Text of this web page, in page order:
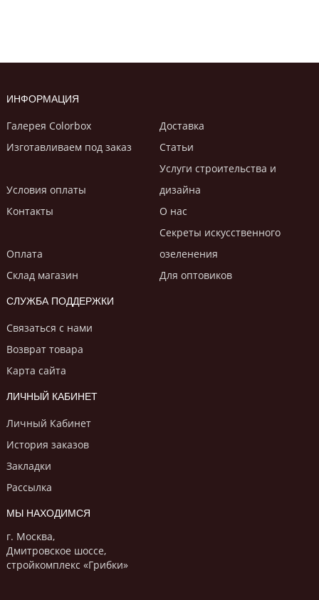
ИНФОРМАЦИЯ
Галерея Colorbox
Доставка
Изготавливаем под заказ
Статьи
Условия оплаты
Услуги строительствa и
дизайнa
Контакты
О нас
Оплата
Секреты искусственного
озеленения
Склад магазин
Для оптовиков
СЛУЖБА ПОДДЕРЖКИ
Связаться с нами
Возврат товара
Карта сайта
ЛИЧНЫЙ КАБИНЕТ
Личный Кабинет
История заказов
Закладки
Рассылка
МЫ НАХОДИМСЯ
г. Москва,
Дмитровское шоссе,
стройкомплекс «Грибки»